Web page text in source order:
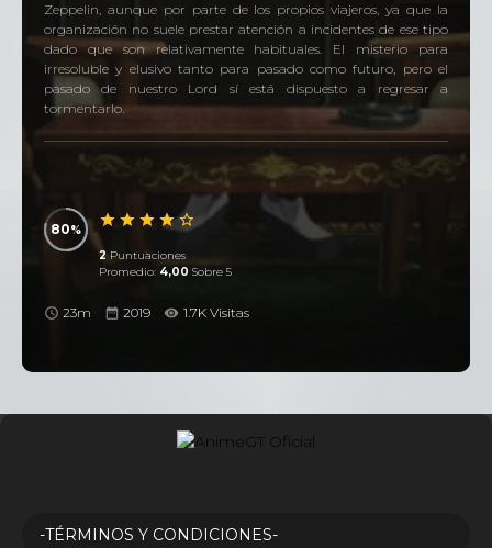
Zeppelin, aunque por parte de los propios viajeros, ya que la
organización no suele prestar atención a incidentes de ese tipo
dado que son relativamente habituales. El misterio para
irresoluble y elusivo tanto para pasado como futuro, pero el
pasado de nuestro Lord sí está dispuesto a regresar a
tormentarlo.
80
2Puntuaciones
Promedio: 4,00 Sobre 5
23m 2019 1.7K Visitas
-TÉRMINOS Y CONDICIONES-